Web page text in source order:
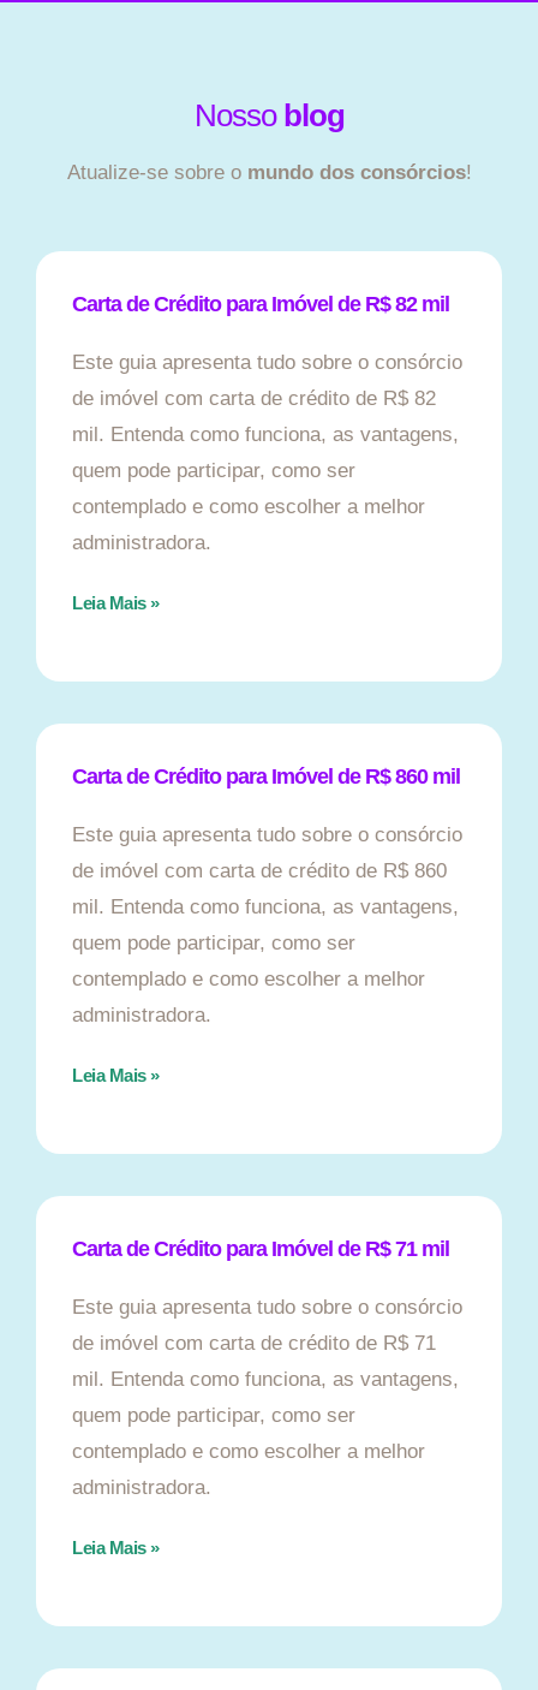
Nosso blog
Atualize-se sobre o mundo dos consórcios!
Carta de Crédito para Imóvel de R$ 82 mil
Este guia apresenta tudo sobre o consórcio
de imóvel com carta de crédito de R$ 82
mil. Entenda como funciona, as vantagens,
quem pode participar, como ser
contemplado e como escolher a melhor
administradora.
Leia Mais »
Carta de Crédito para Imóvel de R$ 860 mil
Este guia apresenta tudo sobre o consórcio
de imóvel com carta de crédito de R$ 860
mil. Entenda como funciona, as vantagens,
quem pode participar, como ser
contemplado e como escolher a melhor
administradora.
Leia Mais »
Carta de Crédito para Imóvel de R$ 71 mil
Este guia apresenta tudo sobre o consórcio
de imóvel com carta de crédito de R$ 71
mil. Entenda como funciona, as vantagens,
quem pode participar, como ser
contemplado e como escolher a melhor
administradora.
Leia Mais »